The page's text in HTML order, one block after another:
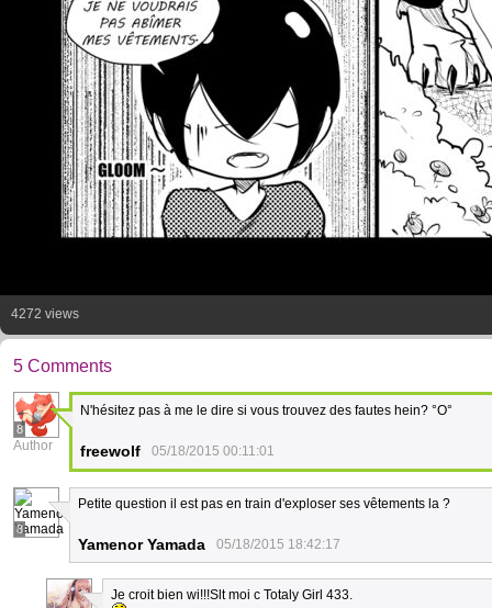
4272 views
5 Comments
8
Author
N'hésitez pas à me le dire si vous trouvez des fautes hein? °O°
freewolf 05/18/2015 00:11:01
8
Petite question il est pas en train d'exploser ses vêtements la ?
Yamenor Yamada 05/18/2015 18:42:17
Je croit bien wi!!!Slt moi c Totaly Girl 433.